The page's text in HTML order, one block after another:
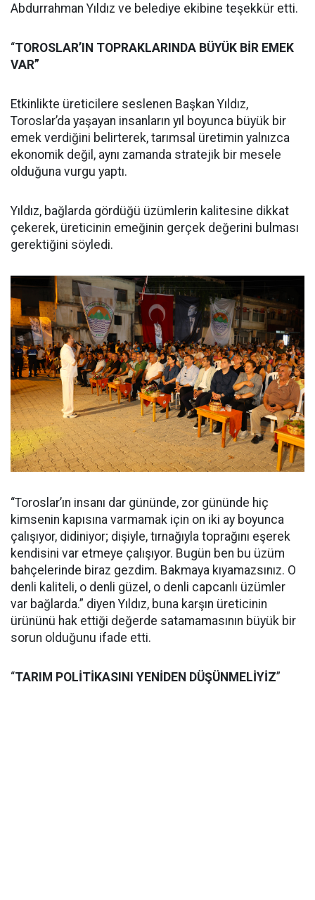
Abdurrahman Yıldız ve belediye ekibine teşekkür etti.
“TOROSLAR’IN TOPRAKLARINDA BÜYÜK BİR EMEK
VAR”
Etkinlikte üreticilere seslenen Başkan Yıldız,
Toroslar’da yaşayan insanların yıl boyunca büyük bir
emek verdiğini belirterek, tarımsal üretimin yalnızca
ekonomik değil, aynı zamanda stratejik bir mesele
olduğuna vurgu yaptı.
Yıldız, bağlarda gördüğü üzümlerin kalitesine dikkat
çekerek, üreticinin emeğinin gerçek değerini bulması
gerektiğini söyledi.
“Toroslar’ın insanı dar gününde, zor gününde hiç
kimsenin kapısına varmamak için on iki ay boyunca
çalışıyor, didiniyor; dişiyle, tırnağıyla toprağını eşerek
kendisini var etmeye çalışıyor. Bugün ben bu üzüm
bahçelerinde biraz gezdim. Bakmaya kıyamazsınız. O
denli kaliteli, o denli güzel, o denli capcanlı üzümler
var bağlarda.” diyen Yıldız, buna karşın üreticinin
ürününü hak ettiği değerde satamamasının büyük bir
sorun olduğunu ifade etti.
“TARIM POLİTİKASINI YENİDEN DÜŞÜNMELİYİZ”